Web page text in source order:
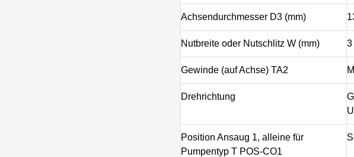
Achsendurchmesser D3 (mm)
Nutbreite oder Nutschlitz W (mm) 3
Gewinde (auf Achse) TA2
Drehrichtung
Position Ansaug 1, alleine für
Pumpentyp T POS-CO1